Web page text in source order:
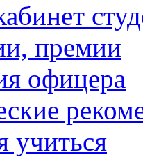
премии
офицера
учиться